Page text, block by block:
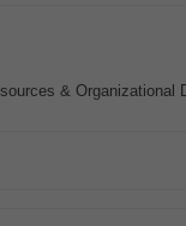
& Organizational